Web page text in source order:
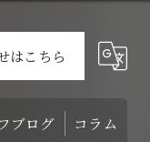
はこちら
ブログ コラム